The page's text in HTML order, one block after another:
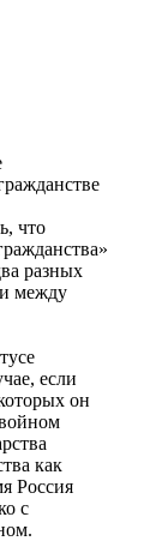
что
разных
между
если
он
как
Россия
с